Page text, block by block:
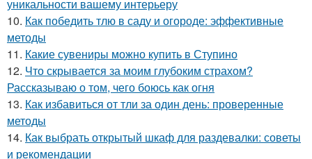
уникальности вашему интерьеру
10. Как победить тлю в саду и огороде: эффективные
методы
11. Какие сувениры можно купить в Ступино
12. Что скрывается за моим глубоким страхом?
Рассказываю о том, чего боюсь как огня
13. Как избавиться от тли за один день: проверенные
методы
14. Как выбрать открытый шкаф для раздевалки: советы
и рекомендации